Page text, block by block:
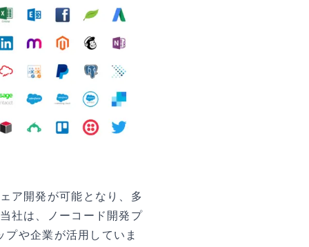
ア開発が可能となり、多
社は、ノーコード開発プ
や企業が活用していま